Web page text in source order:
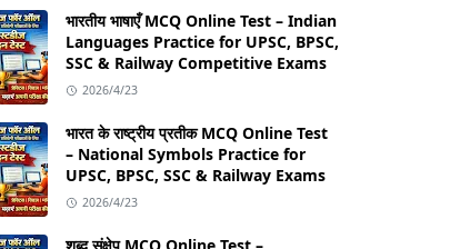
भारतीय भाषाएँ MCQ Online Test – Indian
Languages Practice for UPSC, BPSC,
SSC & Railway Competitive Exams
2026/4/23
भारत के राष्ट्रीय प्रतीक MCQ Online Test
– National Symbols Practice for
UPSC, BPSC, SSC & Railway Exams
2026/4/23